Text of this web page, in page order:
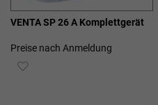
VENTA SP 26 A Komplettgerät
Preise nach Anmeldung
ZUR